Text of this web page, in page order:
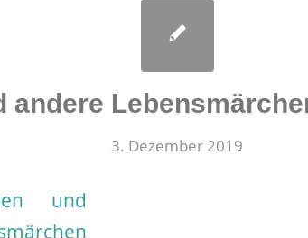
andere
3. Dezember 2019